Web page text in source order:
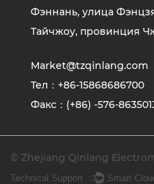
Фэннань, улица
Тайчжоу, провинция
Market@tzqinlang.com
Тел：+86-15868686700
Факс：(+86) -576-
© Zhejiang Qinlang
Technical Support ： Smart